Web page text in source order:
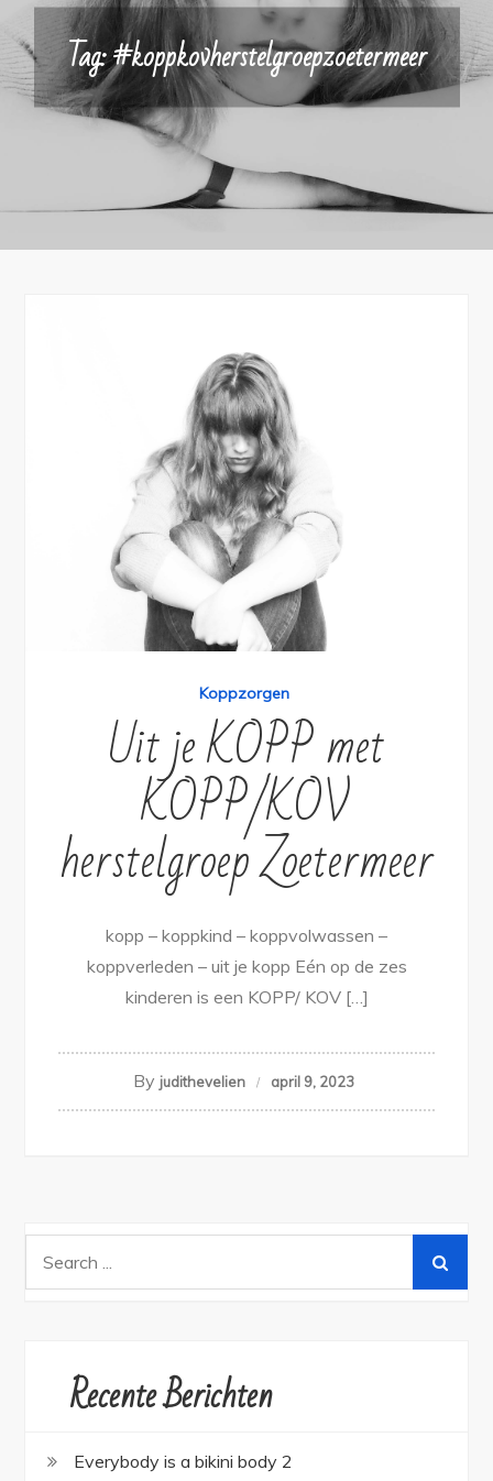
Tag:#koppkovherstelgroepzoetermeer
Koppzorgen
Uit je KOPP met
KOPP/KOV
herstelgroep Zoetermeer
kopp – koppkind – koppvolwassen –
koppverleden – uit je kopp Eén op de zes
kinderen is een KOPP/ KOV […]
By judithevelien april 9, 2023
Recente Berichten
Everybody is a bikini body 2